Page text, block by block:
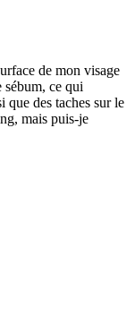
de mon visage
ce qui
que des taches sur le
mais puis-je